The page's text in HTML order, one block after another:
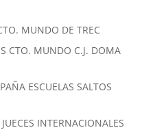
MUNDO DE TREC
CTO. MUNDO C.J. DOMA
ESCUELAS SALTOS
INTERNACIONALES